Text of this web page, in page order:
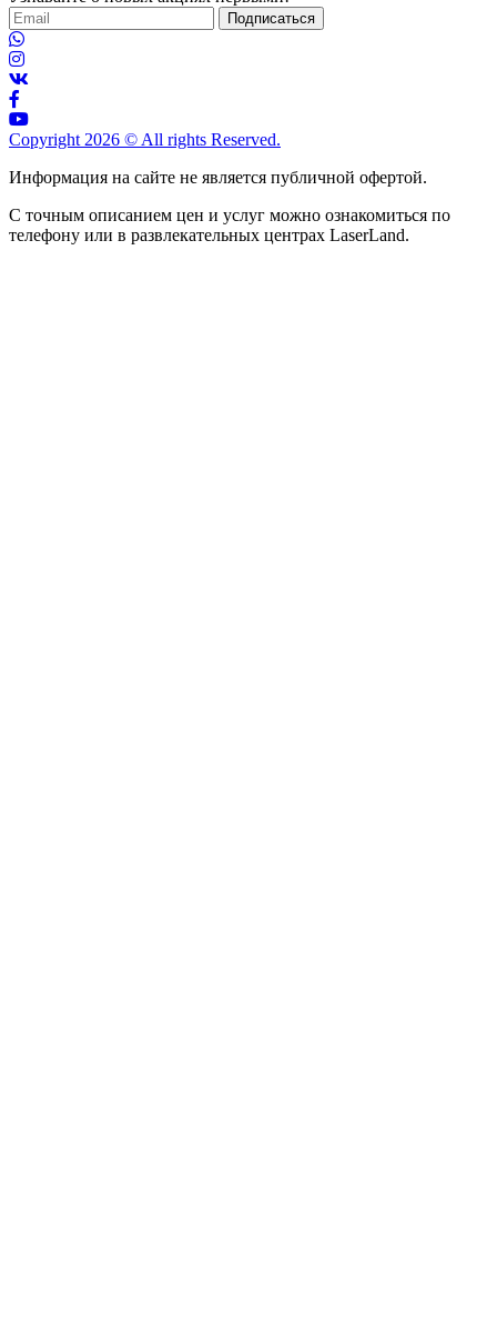
Подписаться
Copyright 2026 © All rights Reserved.
Информация на сайте не является публичной офертой.
С точным описанием цен и услуг можно ознакомиться по
телефону или в развлекательных центрах LaserLand.